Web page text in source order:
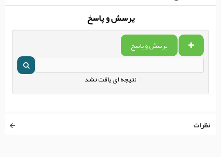
پرسش و پاسخ
پرسش و پاسخ
نتیجه ای یافت نشد
نظرات